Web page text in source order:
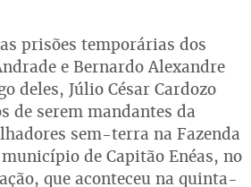
prisões temporárias dos
e Bernardo Alexandre
deles, Júlio César Cardozo
de serem mandantes da
sem-terra na Fazenda
de Capitão Enéas, no
que aconteceu na quinta-